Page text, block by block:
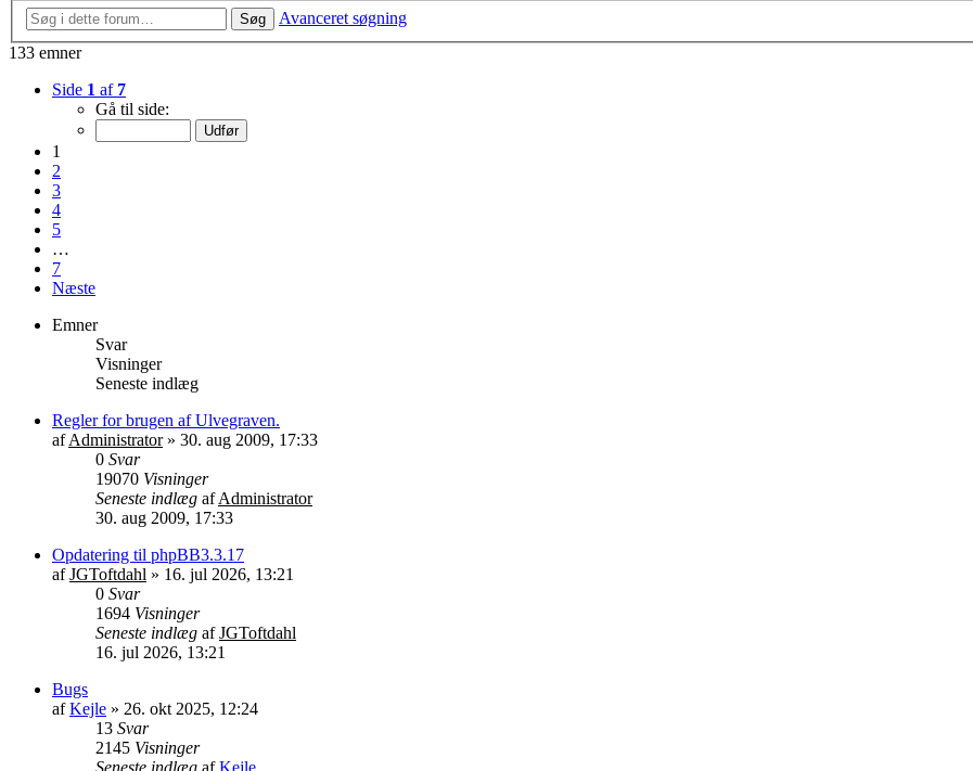
Søg
Avanceret søgning
133 emner
Side 1 af 7
Gå til side:
1
2
3
4
5
…
7
Næste
Emner
Svar
Visninger
Seneste indlæg
Regler for brugen af Ulvegraven.
afAdministrator» 30. aug 2009, 17:33
0 Svar
19070 Visninger
Seneste indlæg afAdministrator
30. aug 2009, 17:33
Opdatering til phpBB3.3.17
afJGToftdahl » 16. jul 2026, 13:21
0 Svar
1694 Visninger
Seneste indlæg afJGToftdahl
16. jul 2026, 13:21
Bugs
afKejle » 26. okt 2025, 12:24
13 Svar
2145 Visninger
Seneste indlæg afKejle